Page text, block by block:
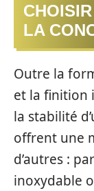
LA
Outre la
et la finition
la stabilité
offrent une
d’autres :
inoxydable